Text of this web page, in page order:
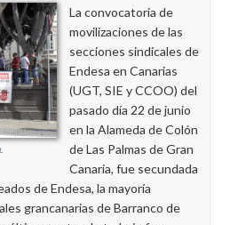
La convocatoria de
movilizaciones de las
secciones sindicales de
Endesa en Canarias
(UGT, SIE y CCOO) del
pasado día 22 de junio
en la Alameda de Colón
de Las Palmas de Gran
Canaria, fue secundada
de Endesa, la mayoría
grancanarias de Barranco de